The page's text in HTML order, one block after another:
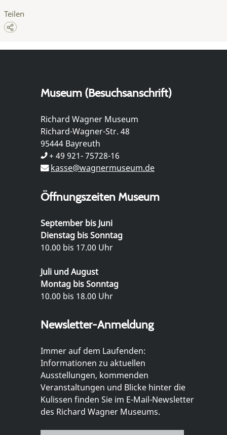
Teilen
Museum (Besuchsanschrift)
Richard Wagner Museum
Richard-Wagner-Str. 48
95444 Bayreuth
+ 49 921- 75728-16
kasse@wagnermuseum.de
Öffnungszeiten Museum
September bis Juni
Dienstag bis Sonntag
10.00 bis 17.00 Uhr
Juli und August
Montag bis Sonntag
10.00 bis 18.00 Uhr
Newsletter-Anmeldung
Immer auf dem Laufenden:
Informationen zu aktuellen
Ausstellungen, kommenden
Veranstaltungen und Blicke hinter die
Kulissen finden Sie im E-Mail-Newsletter
des Richard Wagner Museums.